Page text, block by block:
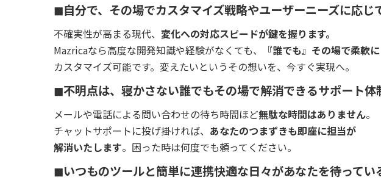
◼︎自分で、その場でカスタマイズ戦略やユーザーニーズに応じ
不確実性が高まる現代、 変化への対応スピードが鍵を握ります。
Mazricaなら高度な開発知識や経験がなくても、
『誰でも』その場で柔軟に
カスタマイズ可能です。変えたいというその想いを、今すぐ実現へ。
◼︎不明点は、寝かさない誰でもその場で解消できるサポート体
メールや電話による問い合わせの待ち時間ほど無駄な時間はありません。
チャットサポートに投げ掛ければ、 あなたのつまずきも即座に担当が
解消いたします。困った時は何度でも頼ってください。
◼︎いつものツールと簡単に連携快適な日々があなたを待ってい